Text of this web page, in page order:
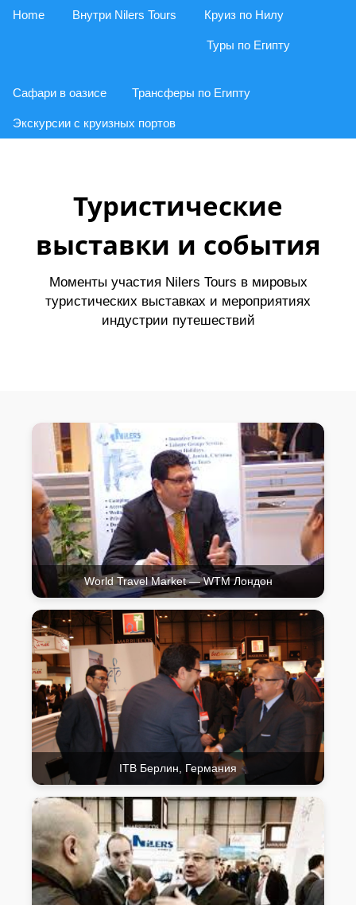
Home Внутри Nilers Tours Круиз по Нилу
Туры по Египту
Сафари в оазисе Трансферы по Египту
Экскурсии с круизных портов
Туристические
выставки и события
Моменты участия Nilers Tours в мировых
туристических выставках и мероприятиях
индустрии путешествий
World Travel Market — WTM Лондон
ITB Берлин, Германия